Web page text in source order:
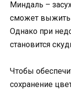
Миндаль –
сможет выжить
Однако при
становится
Чтобы
сохранение